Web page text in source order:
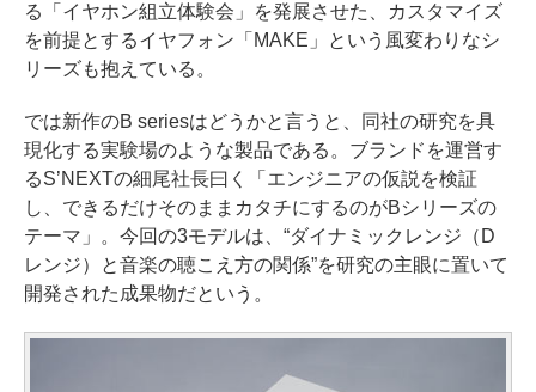
る「イヤホン組立体験会」を発展させた、カスタマイズ
を前提とするイヤフォン「MAKE」という風変わりなシ
リーズも抱えている。
では新作のB seriesはどうかと言うと、同社の研究を具
現化する実験場のような製品である。ブランドを運営す
るS’NEXTの細尾社長曰く「エンジニアの仮説を検証
し、できるだけそのままカタチにするのがBシリーズの
テーマ」。今回の3モデルは、“ダイナミックレンジ（D
レンジ）と音楽の聴こえ方の関係”を研究の主眼に置いて
開発された成果物だという。